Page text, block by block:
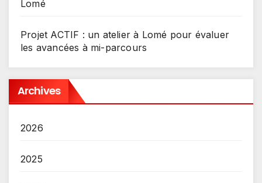
Lomé
Projet ACTIF : un atelier à Lomé pour évaluer
les avancées à mi-parcours
Archives
2026
2025